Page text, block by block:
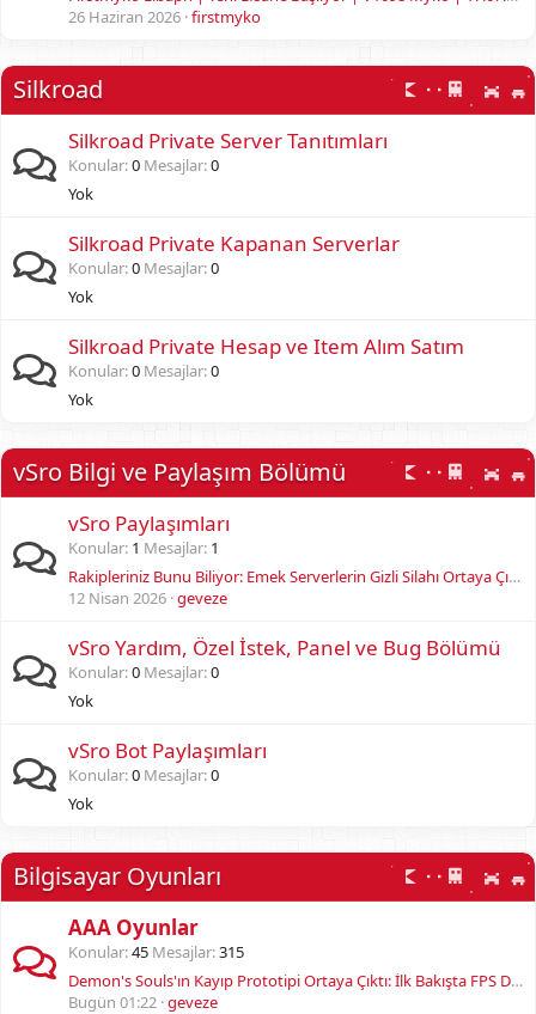
26 Haziran 2026 firstmyko
Silkroad
Silkroad Private Server Tanıtımları
Konular 0 Mesajlar 0
Yok
Silkroad Private Kapanan Serverlar
Konular 0 Mesajlar 0
Yok
Silkroad Private Hesap ve Item Alım Satım
Konular 0 Mesajlar 0
Yok
vSro Bilgi ve Paylaşım Bölümü
vSro Paylaşımları
Konular 1 Mesajlar 1
Rakipleriniz Bunu Biliyor: Emek Serverlerin Gizli Silahı Ortaya Çıktı! Oyuncularınız Neden Kaçıyor?
12 Nisan 2026 geveze
vSro Yardım, Özel İstek, Panel ve Bug Bölümü
Konular 0 Mesajlar 0
Yok
vSro Bot Paylaşımları
Konular 0 Mesajlar 0
Yok
Bilgisayar Oyunları
AAA Oyunlar
Konular 45 Mesajlar 315
Demon's Souls'ın Kayıp Prototipi Ortaya Çıktı: İlk Bakışta FPS Deneyimi!
Bugün 01:22 geveze